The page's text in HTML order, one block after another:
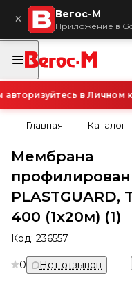
× Вегос-М
Приложение в
в Личном
Главная Каталог
Мембрана
PLASTGUARD,
400 (1х20м) (1)
Код: 236557
0 Нет отзывов